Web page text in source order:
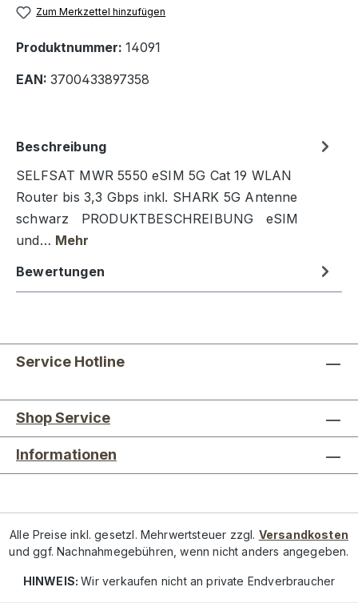
Zum Merkzettel hinzufügen
Produktnummer: 14091
EAN: 3700433897358
Beschreibung
SELFSAT MWR 5550 eSIM 5G Cat 19 WLAN
Router bis 3,3 Gbps inkl. SHARK 5G Antenne
schwarz PRODUKTBESCHREIBUNG eSIM
und… Mehr
Bewertungen
Service Hotline
Shop Service
Informationen
Alle Preise inkl. gesetzl. Mehrwertsteuer zzgl. Versandkosten
und ggf. Nachnahmegebühren, wenn nicht anders angegeben.
HINWEIS:Wir verkaufen nicht an private Endverbraucher